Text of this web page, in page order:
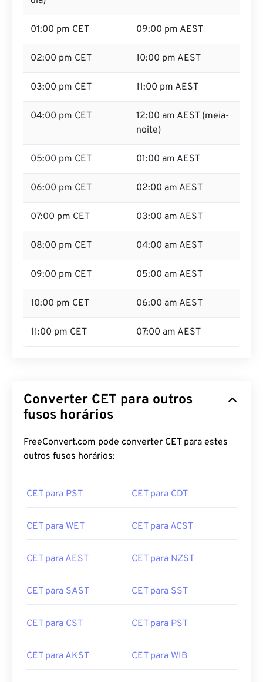
01:00 pm CET 09:00 pm AEST
02:00 pm CET 10:00 pm AEST
03:00 pm CET 11:00 pm AEST
04:00 pm CET
12:00 am AEST (meia-
noite)
05:00 pm CET 01:00 am AEST
06:00 pm CET 02:00 am AEST
07:00 pm CET 03:00 am AEST
08:00 pm CET 04:00 am AEST
09:00 pm CET 05:00 am AEST
10:00 pm CET 06:00 am AEST
11:00 pm CET 07:00 am AEST
Converter CET para outros
fusos horários
FreeConvert.com pode converter CET para estes
outros fusos horários:
CET para PST CET para CDT
CET para WET CET para ACST
CET para AEST CET para NZST
CET para SAST CET para SST
CET para CST CET para PST
CET para AKST CET para WIB